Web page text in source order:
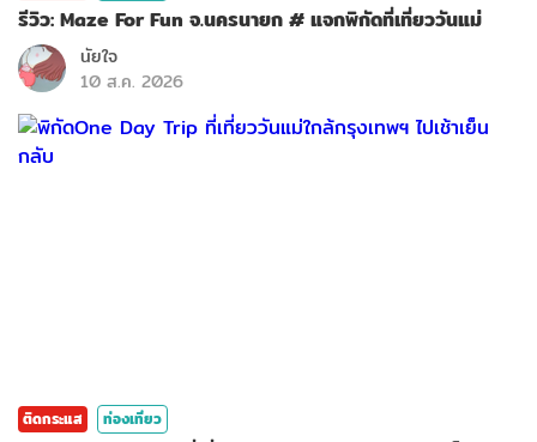
รีวิว: Maze For Fun จ.นครนายก # แจกพิกัดที่เที่ยววันแม่
นัยใจ
10 ส.ค. 2026
ติดกระแส ท่องเที่ยว